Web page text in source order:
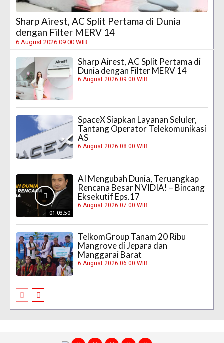
Sharp Airest, AC Split Pertama di Dunia
dengan Filter MERV 14
6 August 2026 09:00 WIB
Sharp Airest, AC Split Pertama di
Dunia dengan Filter MERV 14
6 August 2026 09:00 WIB
SpaceX Siapkan Layanan Seluler,
Tantang Operator Telekomunikasi
AS
6 August 2026 08:00 WIB
01:03:50
AI Mengubah Dunia, Teruangkap
Rencana Besar NVIDIA! – Bincang
Eksekutif Eps.17
6 August 2026 07:00 WIB
TelkomGroup Tanam 20 Ribu
Mangrove di Jepara dan
Manggarai Barat
6 August 2026 06:00 WIB